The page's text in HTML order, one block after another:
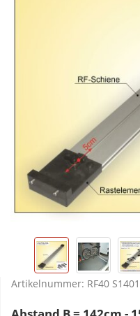
Artikelnummer: RF40